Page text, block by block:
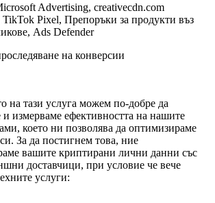
Advertising, creativecdn.com
Pixel, Препоръки за продукти въз
Ads Defender
на конверсии
на тази услуга можем по-добре да
и измерваме ефективността на нашите
което ни позволява да оптимизираме
За да постигнем това, ние
вашите криптирани лични данни със
доставчици, при условие че вече
услуги: